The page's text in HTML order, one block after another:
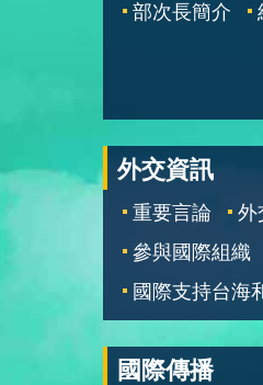
部次長簡介
外交資訊
重要言論 外
參與國際組織
國際支持台海
國際傳播